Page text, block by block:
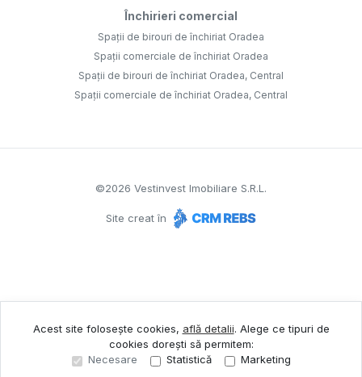
Închirieri comercial
Spații de birouri de închiriat Oradea
Spații comerciale de închiriat Oradea
Spații de birouri de închiriat Oradea, Central
Spații comerciale de închiriat Oradea, Central
©2026 Vestinvest Imobiliare S.R.L.
Site creat în
Acest site folosește cookies, află detalii. Alege ce tipuri de
cookies dorești să permitem:
Necesare
Statistică Marketing